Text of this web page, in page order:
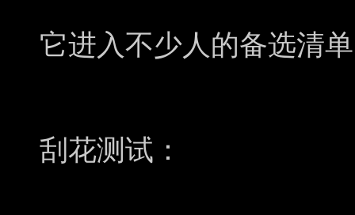
它进入不少人的备选清
刮花测试：